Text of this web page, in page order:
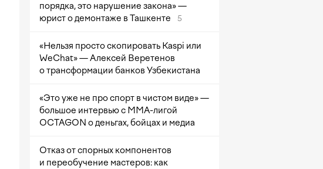
порядка, это нарушение закона» —
юрист о демонтаже в Ташкенте
5
«Нельзя просто скопировать Kaspi или
WeChat» — Алексей Веретенов
о трансформации банков Узбекистана
«Это уже не про спорт в чистом виде» —
большое интервью с ММА-лигой
OCTAGON о деньгах, бойцах и медиа
Отказ от спорных компонентов
и переобучение мастеров: как